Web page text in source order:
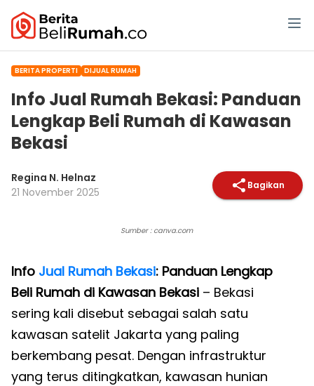
BERITA PROPERTI DIJUAL RUMAH
Info Jual Rumah Bekasi: Panduan
Lengkap Beli Rumah di Kawasan
Bekasi
Regina N. Helnaz
21 November 2025
Bagikan
Sumber : canva.com
Info Jual Rumah Bekasi: Panduan Lengkap
Beli Rumah di Kawasan Bekasi – Bekasi
sering kali disebut sebagai salah satu
kawasan satelit Jakarta yang paling
berkembang pesat. Dengan infrastruktur
yang terus ditingkatkan, kawasan hunian